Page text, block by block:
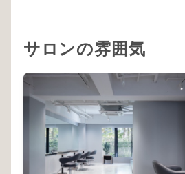
サロンの雰囲気